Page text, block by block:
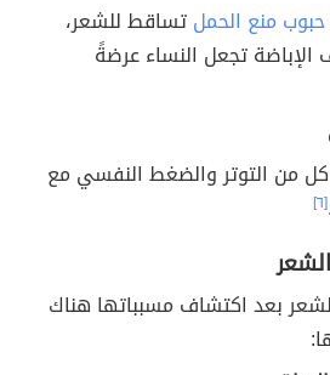
حبوب منع الحملتساقط للشعر،
تجعل النساء عرضةً
من التوتر والضغط النفسي مع
[٦]
بعد اكتشاف مسبباتها هناك